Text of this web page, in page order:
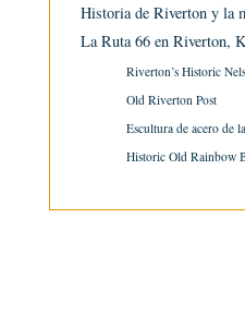
Historia de Riverton y la
La Ruta 66 en Riverton,
Riverton’s Historic
Old Riverton Post
Escultura de acero de
Historic Old Rainbow